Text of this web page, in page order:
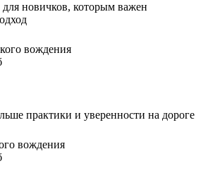
новичков, которым важен
вождения
практики и уверенности на дороге
вождения